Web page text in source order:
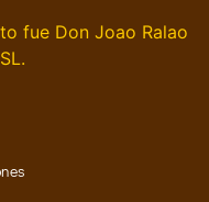
fue Don Joao Ralao